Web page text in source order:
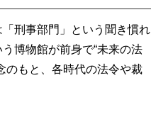
刑事部門」という聞き慣れ
博物館が前身で“未来の法
のもと、各時代の法令や裁